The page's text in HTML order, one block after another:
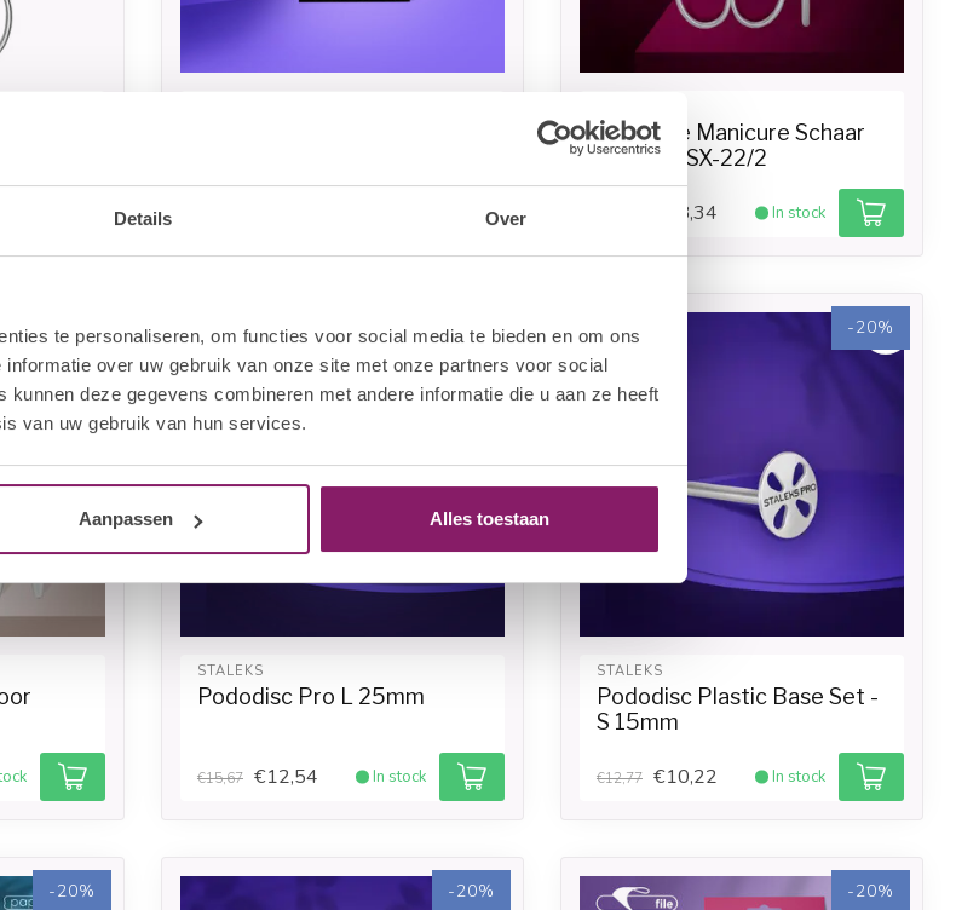
Details Over
te personaliseren, om functies voor social media te bieden en om ons
over uw gebruik van onze site met onze partners voor social
deze gegevens combineren met andere informatie die u aan ze heeft
van uw gebruik van hun services.
Aanpassen Alles toestaan
Exclusive Manicure Schaar
Klassiek SX-22/2
€18,34 In stock
-20% -20%
STALEKS
Pododisc Pro L 25mm
€15,67 €12,54 In stock
-20%
STALEKS
Pododisc Plastic Base Set -
S 15mm
€12,77 €10,22 In stock
-20% -20% -20%